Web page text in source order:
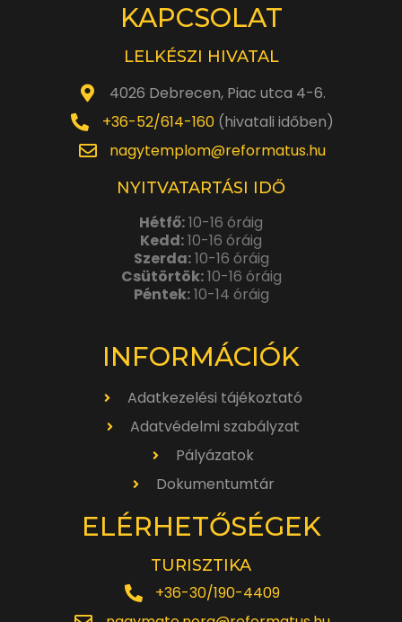
KAPCSOLAT
LELKÉSZI HIVATAL
4026 Debrecen, Piac utca 4-6.
+36-52/614-160(hivatali időben)
nagytemplom@reformatus.hu
NYITVATARTÁSI IDŐ
Hétfő:10-16 óráig
Kedd:10-16 óráig
Szerda:10-16 óráig
Csütörtök:10-16 óráig
Péntek:10-14 óráig
INFORMÁCIÓK
Adatkezelési tájékoztató
Adatvédelmi szabályzat
Pályázatok
Dokumentumtár
ELÉRHETŐSÉGEK
TURISZTIKA
+36-30/190-4409